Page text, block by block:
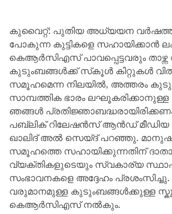
കുവൈറ്റ്: പുതിയ അധ്യയന
പോകുന്ന കുട്ടികളെ സഹായിക്കാൻ
കെആർസിഎസ് പാവപ്പെട്ടവരും
കുടുംബങ്ങൾക്ക് സ്‌കൂൾ കിറ്റുകൾ
സമൂഹമെന്ന നിലയിൽ, അത്തരം
സാമ്പത്തിക ഭാരം
ഞങ്ങൾ
പബ്ലിക് റിലേഷൻസ് ആൻഡ്
ഖാലിദ് അൽ സെയ്ദ് പറഞ്ഞു.
സമൂഹത്തെ സഹായിക്കുന്നതിന്
വ്യക്തികളുടെയും സ്വകാര്യ
സംഭാവനകളെ അദ്ദേഹം
വരുമാനമുള്ള കുടുംബങ്ങൾക്കുള്ള
കെആർസിഎസ് നൽകും.